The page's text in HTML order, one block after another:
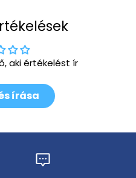
aki értékelést ír
írása